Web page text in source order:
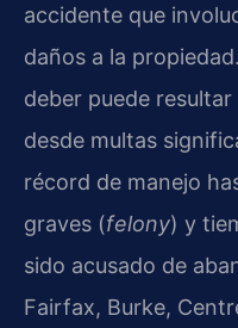
accidente que
daños a la
deber puede
desde multas
récord de manejo
graves (felony) y
sido acusado de
Fairfax, Burke,